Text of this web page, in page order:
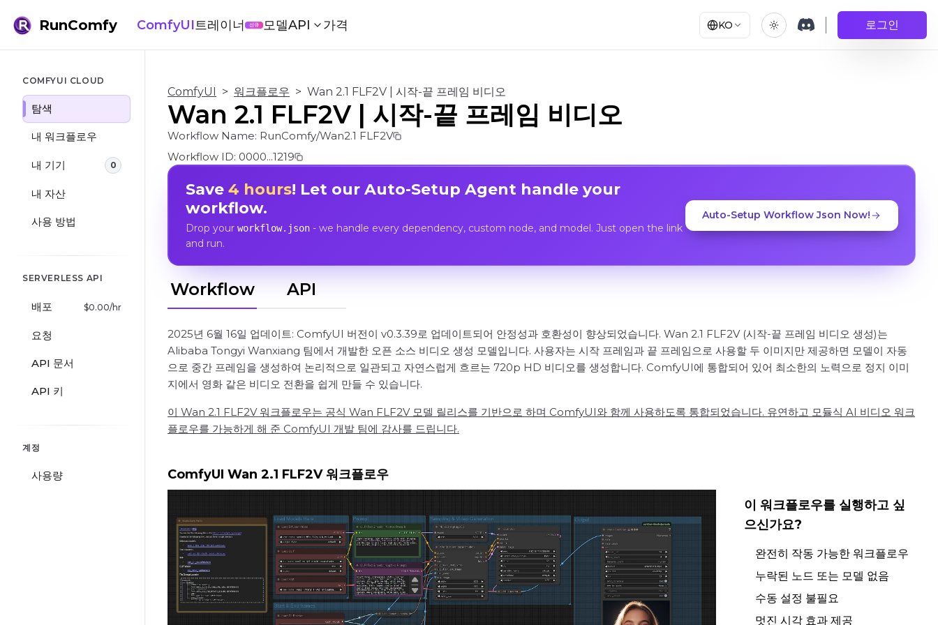
RunComfy ComfyUI트레이너 신규 모델API 가격 KO 로그인
COMFYUI CLOUD
탐색
내 워크플로우
내 기기 0
내 자산
사용 방법
SERVERLESS API
배포 $0.00/hr
요청
API 문서
API 키
계정
사용량
ComfyUI > 워크플로우 > Wan 2.1 FLF2V | 시작-끝 프레임 비디오
Wan 2.1 FLF2V | 시작-끝 프레임 비디오
Workflow Name: RunComfy/Wan2.1 FLF2V
Workflow ID: 0000...1219
Save 4 hours! Let our Auto-Setup Agent handle your
workflow.
Drop your workflow.json- we handle every dependency, custom node, and model. Just open the link
and run.
Auto-Setup Workflow Json Now!
Workflow API
2025년 6월 16일 업데이트: ComfyUI 버전이 v0.3.39로 업데이트되어 안정성과 호환성이 향상되었습니다. Wan 2.1 FLF2V (시작-끝 프레임 비디오 생성)는
Alibaba Tongyi Wanxiang 팀에서 개발한 오픈 소스 비디오 생성 모델입니다. 사용자는 시작 프레임과 끝 프레임으로 사용할 두 이미지만 제공하면 모델이 자동
으로 중간 프레임을 생성하여 논리적으로 일관되고 자연스럽게 흐르는 720p HD 비디오를 생성합니다. ComfyUI에 통합되어 있어 최소한의 노력으로 정지 이미
지에서 영화 같은 비디오 전환을 쉽게 만들 수 있습니다.
이 Wan 2.1 FLF2V 워크플로우는 공식 Wan FLF2V 모델 릴리스를 기반으로 하며 ComfyUI와 함께 사용하도록 통합되었습니다. 유연하고 모듈식 AI 비디오 워크
플로우를 가능하게 해 준 ComfyUI 개발 팀에 감사를 드립니다.
ComfyUI Wan 2.1 FLF2V 워크플로우
이 워크플로우를 실행하고 싶
으신가요?
완전히 작동 가능한 워크플로우
누락된 노드 또는 모델 없음
수동 설정 불필요
멋진 시각 효과 제공